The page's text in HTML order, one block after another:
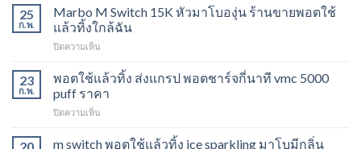
Switch
15K
วิธี
ดูด
ไม่
ให้
หัว
โบ
25
ก.พ.
Marbo M Switch 15K หัวมาโบองุ่น ร้านขายพอตใช้
แล้วทิ้งใกล้ฉัน
ปิดความเห็น
M
Switch
15K
หัว
โบ
23
ก.พ.
พอตใช้แล้วทิ้ง ส่งแกรป พอตชาร์จกี่นาที vmc 5000
puff ราคา
ปิดความเห็น
m switch พอตใช้แล้วทิ้ง ice sparkling มาโบมีกลิ่น